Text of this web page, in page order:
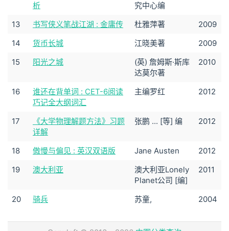
析
究中心编
13 书写侠义笔战江湖 : 金庸传 杜雅萍著
2009
14
货币长城 江晓美著
2009
15
阳光之城
(英) 詹姆斯·斯库
达莫尔著
2010
16
谁还在背单词 : CET-6阅读
巧记全大纲词汇
主编罗红 2012
17
《大学物理解题方法》习题
详解
张鹏 ... [等] 编 2012
18 傲慢与偏见 : 英汉双语版 Jane Austen
2012
19
澳大利亚
澳大利亚Lonely
Planet公司 [编]
2011
20 骑兵 苏童, 2004